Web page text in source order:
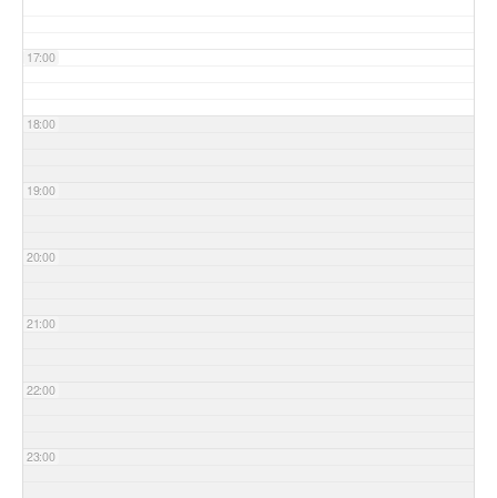
17:00
18:00
19:00
20:00
21:00
22:00
23:00